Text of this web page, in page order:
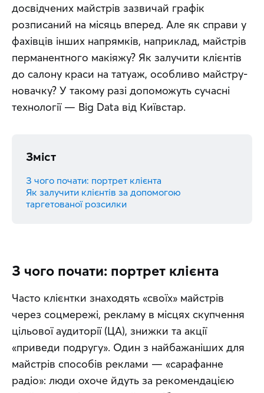
досвідчених майстрів зазвичай графік
розписаний на місяць вперед. Але як справи у
фахівців інших напрямків, наприклад, майстрів
перманентного макіяжу? Як залучити клієнтів
до салону краси на татуаж, особливо майстру-
новачку? У такому разі допоможуть сучасні
технології — Big Data від Київстар.
Зміст
З чого почати: портрет клієнта
Як залучити клієнтів за допомогою
таргетованої розсилки
З чого почати: портрет клієнта
Часто клієнтки знаходять «своїх» майстрів
через соцмережі, рекламу в місцях скупчення
цільової аудиторії (ЦА), знижки та акції
«приведи подругу». Один з найбажаніших для
майстрів способів реклами — «сарафанне
радіо»: люди охоче йдуть за рекомендацією